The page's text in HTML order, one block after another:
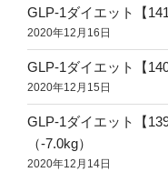
GLP-1ダイエット【
2020年12月16日
GLP-1ダイエット【
2020年12月15日
GLP-1ダイエット【
（-7.0kg）
2020年12月14日